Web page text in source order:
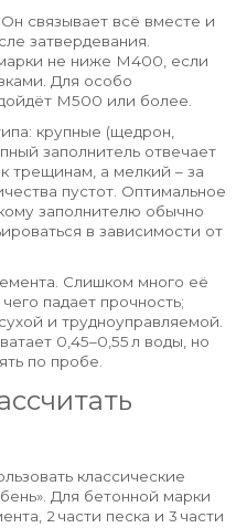
связывает всё вместе и
затвердевания.
не ниже М400, если
Для особо
М500 или более.
крупные (щедрон,
заполнитель отвечает
трещинам, а мелкий – за
пустот. Оптимальное
заполнителю обычно
в зависимости от
Слишком много её
падает прочность;
и трудноуправляемой.
0,45–0,55 л воды, но
по пробе.
классические
Для бетонной марки
2 части песка и 3 части